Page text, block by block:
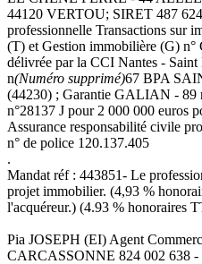
44120 VERTOU; SIRET 487
professionnelle Transactions sur
(T) et Gestion immobilière (G)
délivrée par la CCI Nantes - Saint
n(Numéro supprimé)67 BPA
(44230) ; Garantie GALIAN - 89
n°28137 J pour 2 000 000 euros
Assurance responsabilité civile
n° de police 120.137.405
.
Mandat réf : 443851- Le
projet immobilier. (4,93 %
l'acquéreur.) (4.93 % honoraires
Pia JOSEPH (EI) Agent
CARCASSONNE 824 002 638 -